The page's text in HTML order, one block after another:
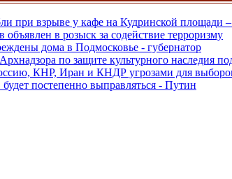
при взрыве у кафе на Кудринской
в розыск за содействие терроризму
дома в Подмосковье - губернатор
по защите культурного наследия
КНР, Иран и КНДР угрозами для
постепенно выправляться - Путин